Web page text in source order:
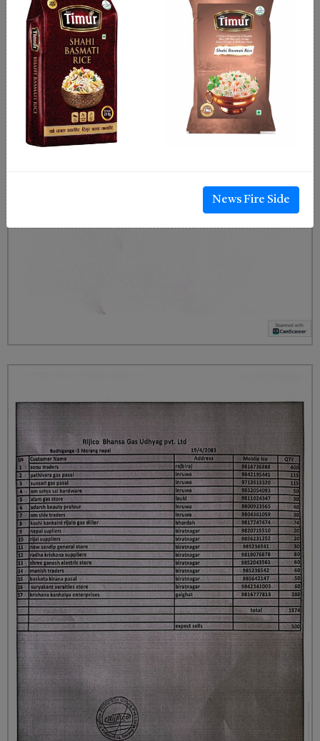
News Fire Side